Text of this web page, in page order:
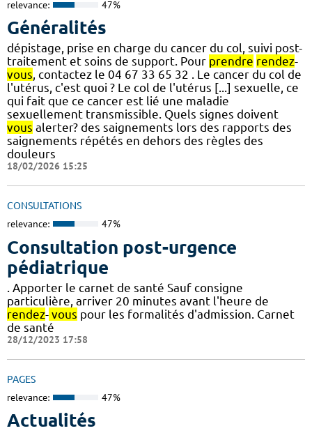
relevance: 47%
Généralités
dépistage, prise en charge du cancer du col, suivi post-
traitement et soins de support. Pour prendre rendez-
vous, contactez le 04 67 33 65 32 . Le cancer du col de
l'utérus, c'est quoi ? Le col de l'utérus [...] sexuelle, ce
qui fait que ce cancer est lié une maladie
sexuellement transmissible. Quels signes doivent
vous alerter? des saignements lors des rapports des
saignements répétés en dehors des règles des
douleurs
18/02/2026 15:25
CONSULTATIONS
relevance: 47%
Consultation post-urgence
pédiatrique
. Apporter le carnet de santé Sauf consigne
particulière, arriver 20 minutes avant l'heure de
rendez- vous pour les formalités d'admission. Carnet
de santé
28/12/2023 17:58
PAGES
relevance: 47%
Actualités